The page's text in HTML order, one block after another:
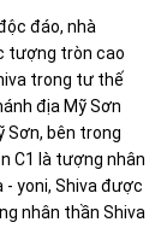
đáo, nhà
tượng tròn cao
trong tư thế
địa Mỹ Sơn
Sơn, bên trong
C1 là tượng nhân
- yoni, Shiva được
nhân thần Shiva